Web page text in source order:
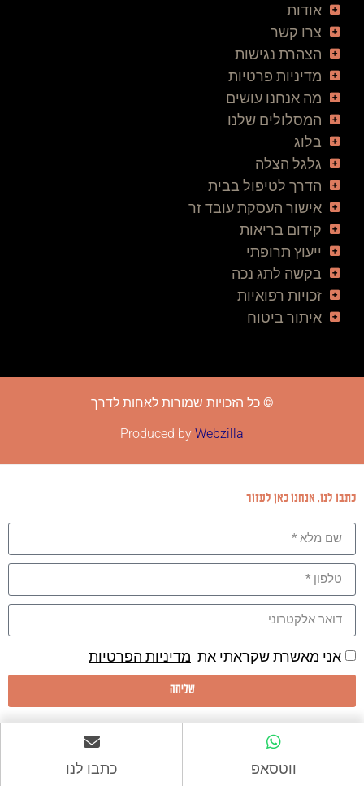
אודות
צרו קשר
הצהרת נגישות
מדיניות פרטיות
מה אנחנו עושים
המסלולים שלנו
בלוג
גלגל הצלה
הדרך לטיפול בבית
אישור העסקת עובד זר
קידום בריאות
ייעוץ תרופתי
בקשה לתג נכה
זכויות רפואיות
איתור ביטוח
© כל הזכויות שמורות לאחות לדרך
Produced by Webzilla
כתבו לנו, אנחנו כאן לעזור
אני מאשרת שקראתי את מדיניות הפרטיות
שליחה
ווטסאפ כתבו לנו